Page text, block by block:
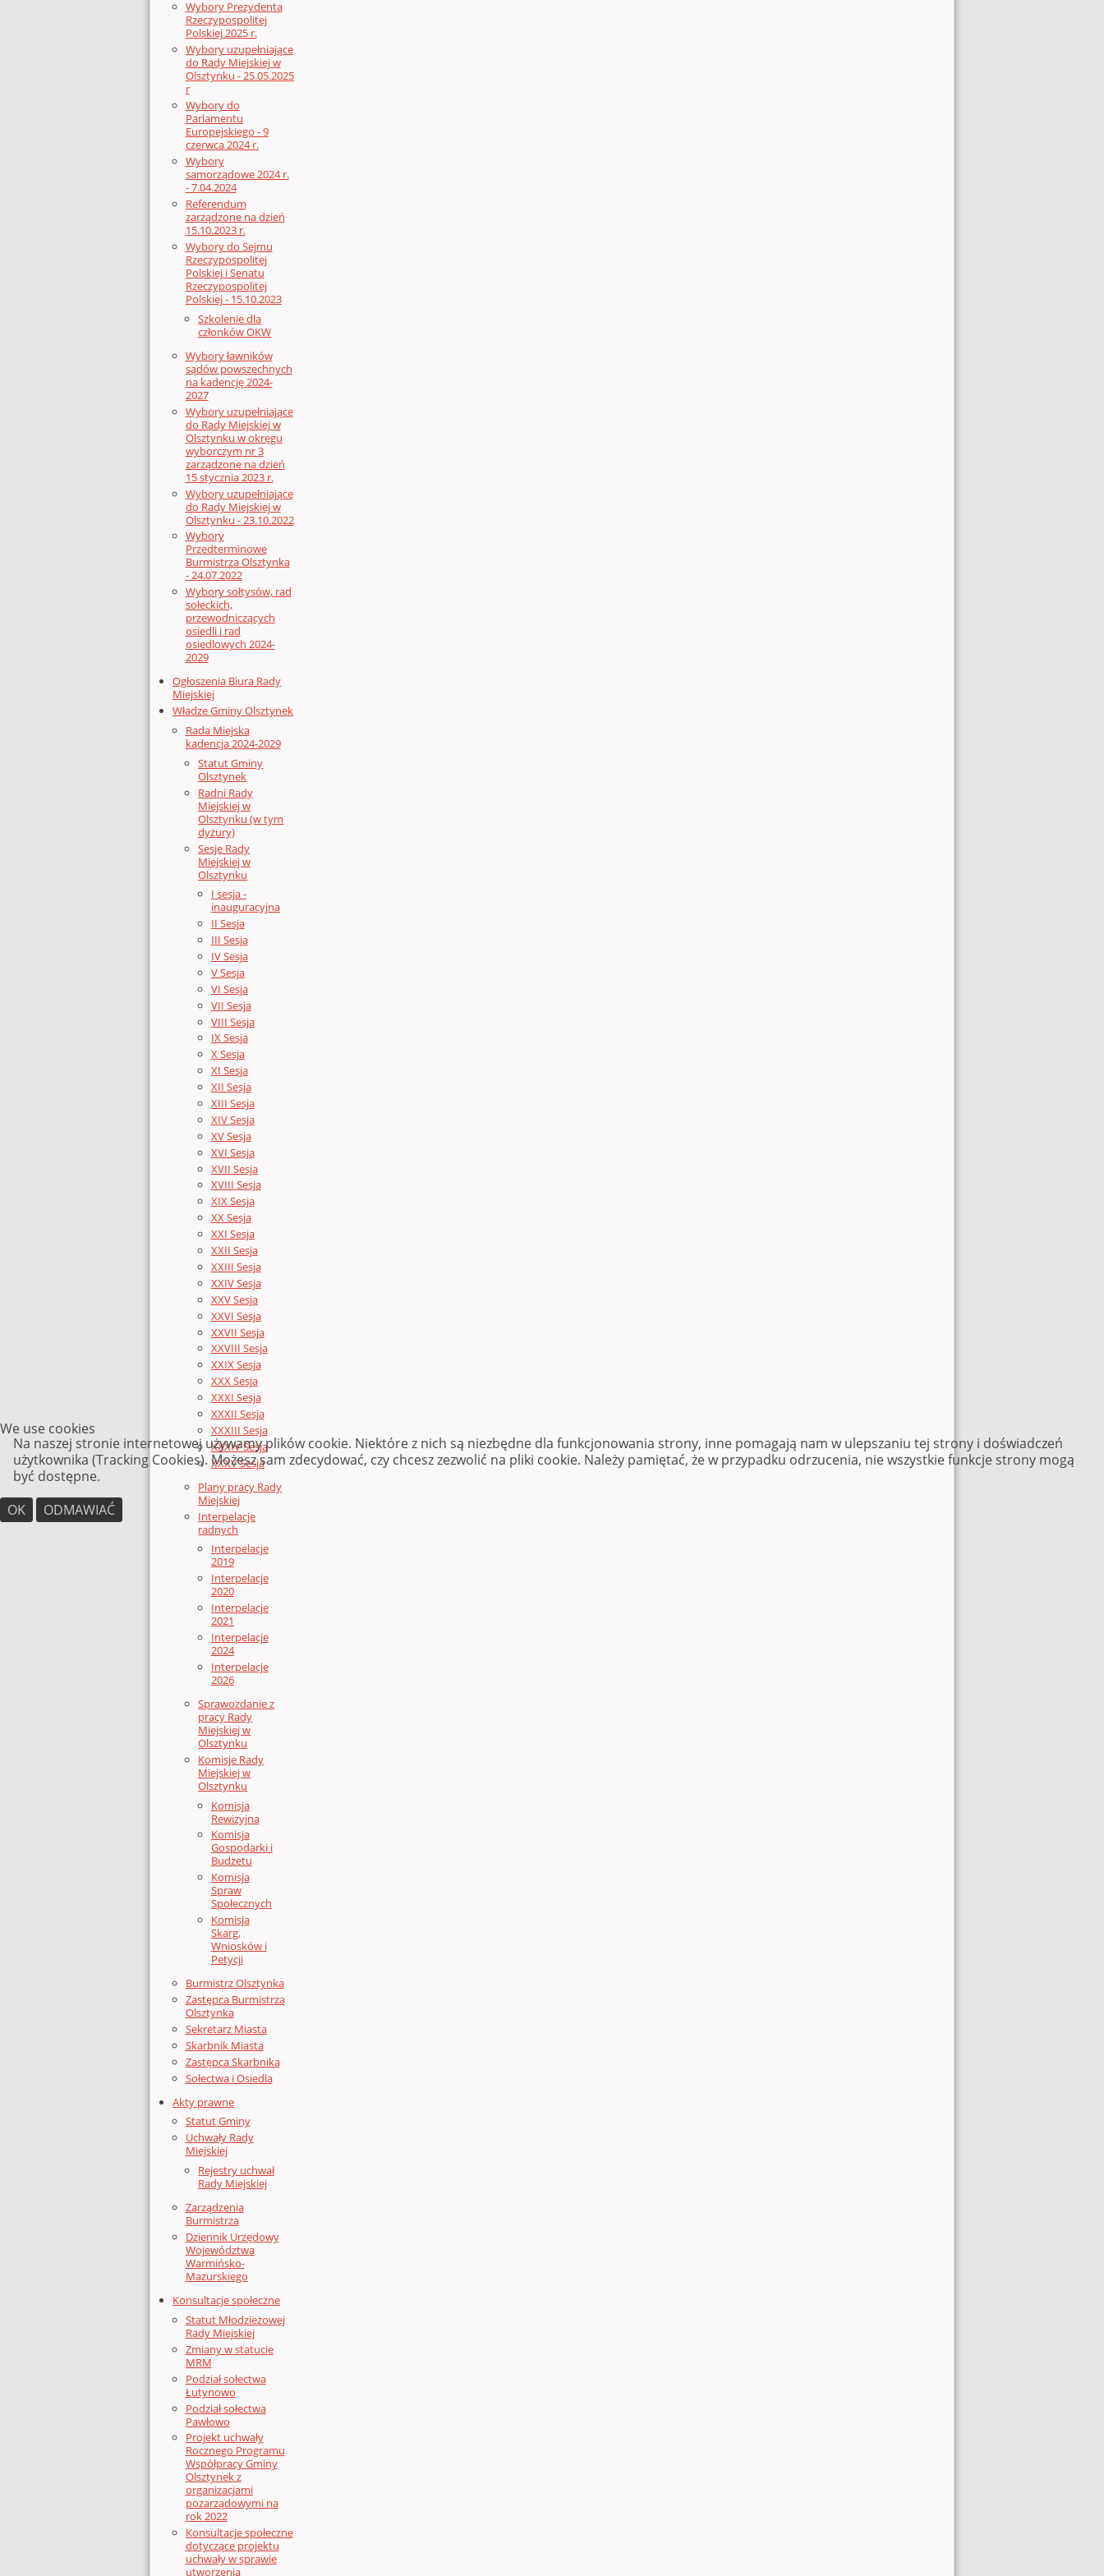
Wybory Prezydenta
Rzeczypospolitej
Polskiej 2025 r.
Wybory uzupełniające
do Rady Miejskiej w
Olsztynku - 25.05.2025
r
Wybory do
Parlamentu
Europejskiego - 9
czerwca 2024 r.
Wybory
samorządowe 2024 r.
- 7.04.2024
Referendum
zarządzone na dzień
15.10.2023 r.
Wybory do Sejmu
Rzeczypospolitej
Polskiej i Senatu
Rzeczypospolitej
Polskiej - 15.10.2023
Szkolenie dla
członków OKW
Wybory ławników
sądów powszechnych
na kadencję 2024-
2027
Wybory uzupełniające
do Rady Miejskiej w
Olsztynku w okręgu
wyborczym nr 3
zarządzone na dzień
15 stycznia 2023 r.
Wybory uzupełniające
do Rady Miejskiej w
Olsztynku - 23.10.2022
Wybory
Przedterminowe
Burmistrza Olsztynka
- 24.07.2022
Wybory sołtysów, rad
sołeckich,
przewodniczących
osiedli i rad
osiedlowych 2024-
2029
Ogłoszenia Biura Rady
Miejskiej
Władze Gminy Olsztynek
Rada Miejska
kadencja 2024-2029
Statut Gminy
Olsztynek
Radni Rady
Miejskiej w
Olsztynku (w tym
dyżury)
Sesje Rady
Miejskiej w
Olsztynku
I sesja -
inauguracyjna
II Sesja
III Sesja
IV Sesja
V Sesja
VI Sesja
VII Sesja
VIII Sesja
IX Sesja
X Sesja
XI Sesja
XII Sesja
XIII Sesja
XIV Sesja
XV Sesja
XVI Sesja
XVII Sesja
XVIII Sesja
XIX Sesja
XX Sesja
XXI Sesja
XXII Sesja
XXIII Sesja
XXIV Sesja
XXV Sesja
XXVI Sesja
XXVII Sesja
XXVIII Sesja
XXIX Sesja
XXX Sesja
XXXI Sesja
XXXII Sesja
XXXIII Sesja
XXXIV Sesja
XXXV Sesja
Plany pracy Rady
Miejskiej
Interpelacje
radnych
Interpelacje
2019
Interpelacje
2020
Interpelacje
2021
Interpelacje
2024
Interpelacje
2026
Sprawozdanie z
pracy Rady
Miejskiej w
Olsztynku
Komisje Rady
Miejskiej w
Olsztynku
Komisja
Rewizyjna
Komisja
Gospodarki i
Budżetu
Komisja
Spraw
Społecznych
Komisja
Skarg,
Wniosków i
Petycji
Burmistrz Olsztynka
Zastępca Burmistrza
Olsztynka
Sekretarz Miasta
Skarbnik Miasta
Zastępca Skarbnika
Sołectwa i Osiedla
Akty prawne
Statut Gminy
Uchwały Rady
Miejskiej
Rejestry uchwał
Rady Miejskiej
Zarządzenia
Burmistrza
Dziennik Urzędowy
Województwa
Warmińsko-
Mazurskiego
Konsultacje społeczne
Statut Młodzieżowej
Rady Miejskiej
Zmiany w statucie
MRM
Podział sołectwa
Łutynowo
Podział sołectwa
Pawłowo
Projekt uchwały
Rocznego Programu
Współpracy Gminy
Olsztynek z
organizacjami
pozarządowymi na
rok 2022
Konsultacje społeczne
dotyczące projektu
uchwały w sprawie
utworzenia
We use cookies
Na naszej stronie internetowej używamy plików cookie. Niektóre z nich są niezbędne dla funkcjonowania strony, inne pomagają nam w ulepszaniu tej strony i doświadczeń
użytkownika (Tracking Cookies). Możesz sam zdecydować, czy chcesz zezwolić na pliki cookie. Należy pamiętać, że w przypadku odrzucenia, nie wszystkie funkcje strony mogą
być dostępne.
OK
ODMAWIAĆ